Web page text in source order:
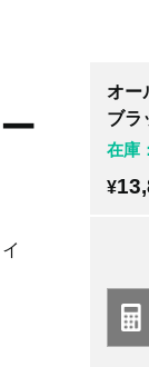
オー
ブラ
在庫
¥